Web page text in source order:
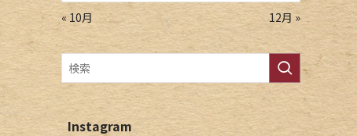
« 10月 12月 »
Instagram